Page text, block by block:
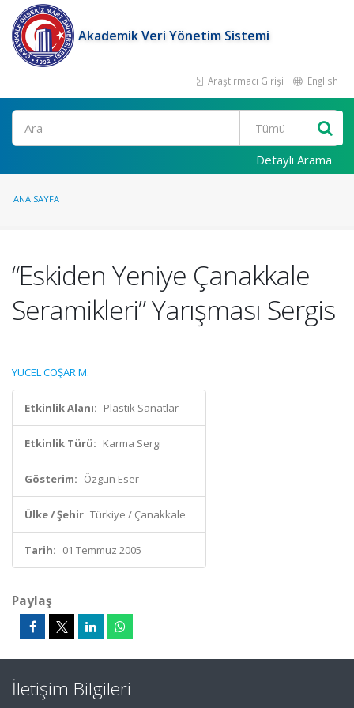
Akademik Veri Yönetim Sistemi
Araştırmacı Girişi English
Ara
Detaylı Arama
ANA SAYFA
“Eskiden Yeniye Çanakkale
Seramikleri” Yarışması Sergis
YÜCEL COŞAR M.
Etkinlik Alanı: Plastik Sanatlar
Etkinlik Türü: Karma Sergi
Gösterim: Özgün Eser
Ülke / Şehir Türkiye / Çanakkale
Tarih: 01 Temmuz 2005
Paylaş
İletişim Bilgileri